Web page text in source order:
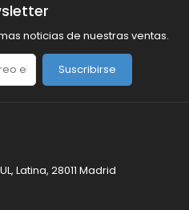
noticias de nuestras ventas.
Suscribirse
Latina, 28011 Madrid